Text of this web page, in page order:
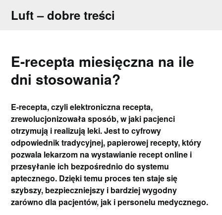
Luft – dobre treści
E-recepta miesięczna na ile
dni stosowania?
E-recepta, czyli elektroniczna recepta,
zrewolucjonizowała sposób, w jaki pacjenci
otrzymują i realizują leki. Jest to cyfrowy
odpowiednik tradycyjnej, papierowej recepty, który
pozwala lekarzom na wystawianie recept online i
przesyłanie ich bezpośrednio do systemu
aptecznego. Dzięki temu proces ten staje się
szybszy, bezpieczniejszy i bardziej wygodny
zarówno dla pacjentów, jak i personelu medycznego.